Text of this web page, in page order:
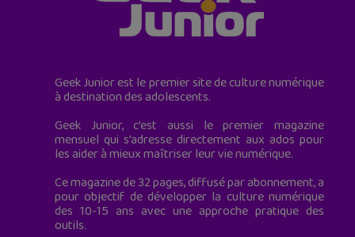
Geek Junior est le premier site de culture numérique
à destination des adolescents.
Geek Junior, c’est aussi le premier magazine
mensuel qui s’adresse directement aux ados pour
les aider à mieux maîtriser leur vie numérique.
Ce magazine de 32 pages, diffusé par abonnement, a
pour objectif de développer la culture numérique
des 10-15 ans avec une approche pratique des
outils.